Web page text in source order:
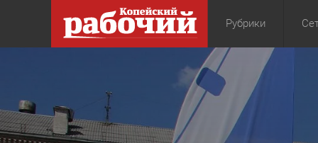
Рубрики
Общество